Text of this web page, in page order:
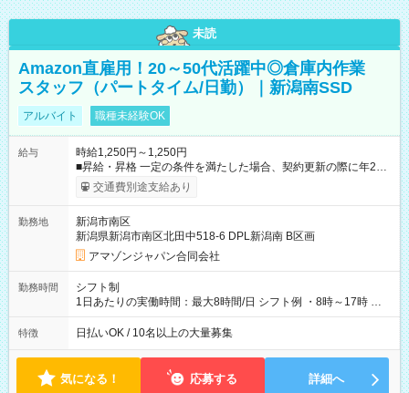
未読
Amazon直雇用！20～50代活躍中◎倉庫内作業
スタッフ（パートタイム/日勤）｜新潟南SSD
アルバイト 職種未経験OK
給与
時給1,250円～1,250円
■昇給・昇格 一定の条件を満たした場合、契約更新の際に年2回
まで昇給の機会があります。 ■正社員登用制度あり ※月末締/翌
月25日支払い ※時間外手当、別途支給 ※深夜割増賃金 (22:00～
☆Amazon直雇用で安定して働けます！ 【試用期間】試用期間
あり 試用期間の長さ：1週間 雇用形態、給与は本採用時と同じ
です。
交通費別途支給あり
勤務地
新潟市南区
新潟県新潟市南区北田中518-6 DPL新潟南 B区画
アマゾンジャパン合同会社
勤務時間
シフト制
1日あたりの実働時間：最大8時間/日 シフト例 ・8時～17時 ・
12時～21時
特徴 日払いOK / 10名以上の大量募集
気になる！ 応募する 詳細へ